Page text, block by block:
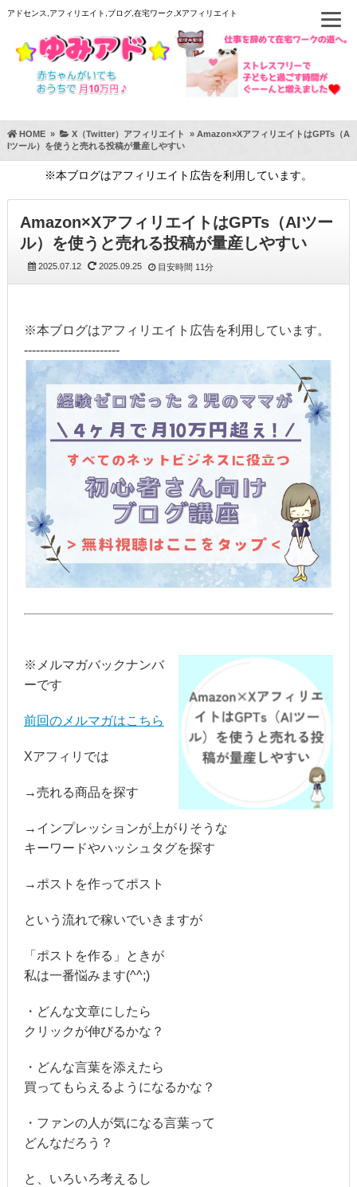
アドセンス,アフィリエイト,ブログ,在宅ワーク,Xアフィリエイト
HOME» X（Twitter）アフィリエイト » Amazon×XアフィリエイトはGPTs（A
Iツール）を使うと売れる投稿が量産しやすい
※本ブログはアフィリエイト広告を利用しています。
Amazon×XアフィリエイトはGPTs（AIツー
ル）を使うと売れる投稿が量産しやすい
2025.07.12 2025.09.25 目安時間 11分
※本ブログはアフィリエイト広告を利用しています。
------------------------
※メルマガバックナンバ
ーです
前回のメルマガはこちら
Xアフィリでは
→売れる商品を探す
→インプレッションが上がりそうな
キーワードやハッシュタグを探す
→ポストを作ってポスト
という流れで稼いでいきますが
「ポストを作る」ときが
私は一番悩みます(^^;)
・どんな文章にしたら
クリックが伸びるかな？
・どんな言葉を添えたら
買ってもらえるようになるかな？
・ファンの人が気になる言葉って
どんなだろう？
と、いろいろ考えるし